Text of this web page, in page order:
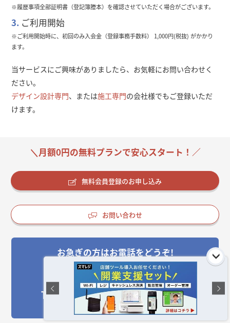
※履歴事項全部証明書（登記簿謄本）を確認させていただく場合がございます。
3. ご利用開始
※ご利用開始時に、初回のみ入会金（登録事務手数料） 1,000円(税抜) がかかり
ます。
当サービスにご興味がありましたら、お気軽にお問い合わせく
ださい。
デザイン設計専門、または施工専門の会社様でもご登録いただ
けます。
＼月額0円の無料プランで安心スタート！／
無料会員登録のお申し込み
お問い合わせ
お急ぎの方はお電話をどうぞ!
受付時間:平日10:00～17:00(土日祝休)
TEL: 050-3533-1265